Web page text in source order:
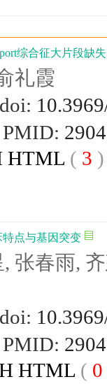
综合征大片段缺
礼霞
HTML ( 3
点与基因突变
张春雨,
HTML ( 0